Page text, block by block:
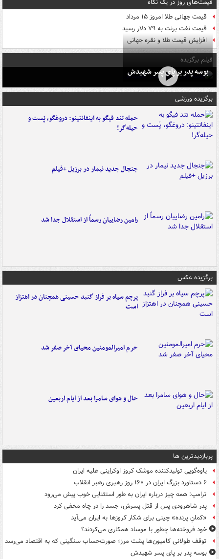
قیمت‌های روز در یک نگاه
قیمت جهانی طلا امروز ۱۵ مرداد
قیمت نفت برنت به ۷۹ دلار رسید
افزایش قیمت طلا و نقره جهانی
فیلم برگزیده
بوسه‌ پدر بر پای پسر شهیدش
برگزیده ورزشی
حمله تند فیگو به اینفانتینو: دروغگو، پَست‌ و
حیله‌گر!
جنجال جدید نیمار در برزیل +فیلم
رامین رضاییان رسماً از استقلال جدا شد
برگزیده عکس
پرچم سیاه بر فراز گنبد حسینی همچنان در اهتزاز
است
حرم امیرالمومنین محیای آخر صفر شد
حال و هوای سامرا بعد از ایام اربعین
پربازدیدترین ها
یاوه‌گویی تولیدکننده موشک کروز اوکراینی علیه ایران
۶ دستاورد بزرگ ایران در ۱۶۰ روز رهبری رهبر انقلاب
ترامپ: همه چیز درباره ایران به طور استثنایی خوب پیش می‌رود
پدر شاهرودی پس از قتل پسرش، جسد را در چاه مخفی کرد
«کمانِ پرنده» چینی برای شکار کروزها به ایران می‌آید
خود فروخته‌ها چطور با موساد همکاری می‌کردند؟
توقف طولانی کامیون‌ها پشت مرز؛ صورت‌حساب سنگینی که به اقتصاد می‌رسد
بوسه‌ پدر بر پای پسر شهیدش